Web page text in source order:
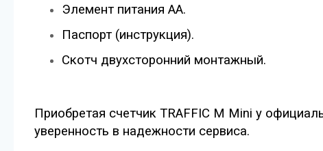
Элемент питания AA.
Паспорт (инструкция).
Скотч двухсторонний монтажный.
Приобретая счетчик TRAFFIC M Mini у
уверенность в надежности сервиса.